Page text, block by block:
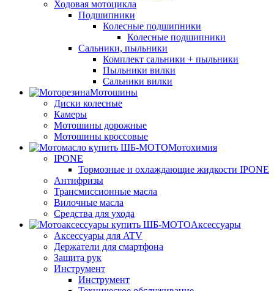
Ходовая мотоцикла
Подшипники
Колесные подшипники
Колесные подшипники
Сальники, пыльники
Комплект сальники + пыльники
Пыльники вилки
Сальники вилки
Мотошины
Диски колесные
Камеры
Мотошины дорожные
Мотошины кроссовые
Мотохимия
IPONE
Тормозные и охлаждающие жидкости IPONE
Антифризы
Трансмиссионные масла
Вилочные масла
Средства для ухода
Аксессуары
Аксессуары для ATV
Держатели для смартфона
Защита рук
Инструмент
Инструмент